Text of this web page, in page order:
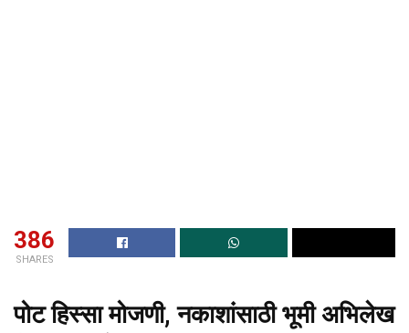
386
SHARES
पोट हिस्सा मोजणी, नकाशांसाठी भूमी अभिलेख